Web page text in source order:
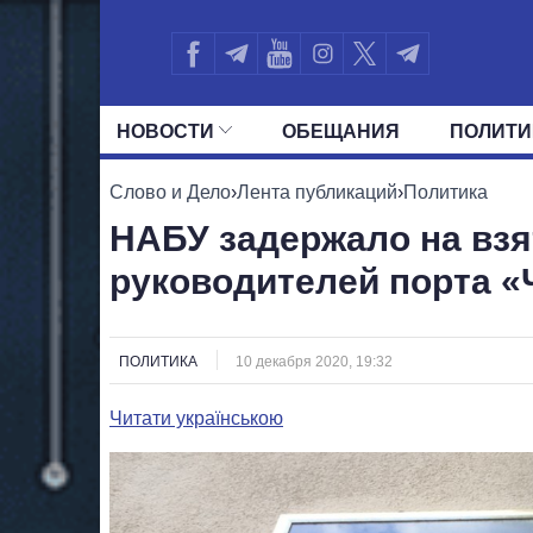
НОВОСТИ ОБЕЩАНИЯ
ВСЕ ПОЛИТИКИ ПРЕЗИДЕНТ И
Слово и Дело›Лента публикаций›Политика
НАБУ задержало на
руководителей порта
ПОЛИТИКА 10 декабря 2020, 19:32
Читати українською